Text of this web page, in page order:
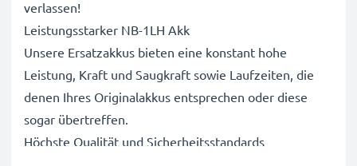
verlassen!
Leistungsstarker NB-1LH Akk
Unsere Ersatzakkus bieten eine konstant hohe
Leistung, Kraft und Saugkraft sowie Laufzeiten, die
denen Ihres Originalakkus entsprechen oder diese
sogar übertreffen.
Höchste Qualität und Sicherheitsstandards